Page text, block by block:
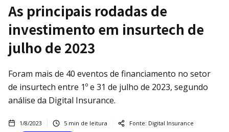
As principais rodadas de
investimento em insurtech de
julho de 2023
Foram mais de 40 eventos de financiamento no setor
de insurtech entre 1º e 31 de julho de 2023, segundo
análise da Digital Insurance.
1/8/2023 5 min de leitura Fonte: Digital Insurance